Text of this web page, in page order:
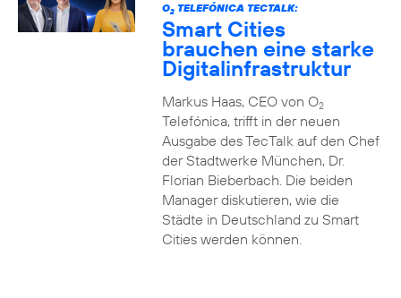
O2TELEFÓNICA TECTALK:
Smart Cities
brauchen eine starke
Digitalinfrastruktur
Markus Haas, CEO von O2
Telefónica, trifft in der neuen
Ausgabe des TecTalk auf den Chef
der Stadtwerke München, Dr.
Florian Bieberbach. Die beiden
Manager diskutieren, wie die
Städte in Deutschland zu Smart
Cities werden können.